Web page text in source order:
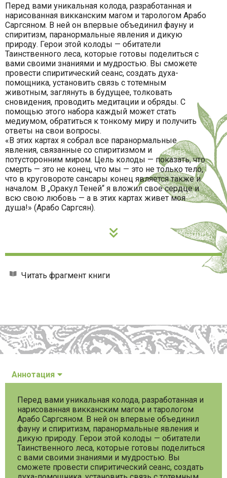
Перед вами уникальная колода, разработанная и
нарисованная викканским магом и тарологом Арабо
Саргсяном. В ней он впервые объединил фауну и
спиритизм, паранормальные явления и дикую
природу. Герои этой колоды — обитатели
Таинственного леса, которые готовы поделиться с
вами своими знаниями и мудростью. Вы сможете
провести спиритический сеанс, создать духа-
помощника, установить связь с тотемным
животным, заглянуть в будущее, толковать
сновидения, проводить медитации и обряды. С
помощью этого набора каждый может стать
медиумом, обратиться к тонкому миру и получить
ответы на свои вопросы.
«В этих картах я собрал все паранормальные
явления, связанные со спиритизмом и
потусторонним миром. Цель колоды — показать, что
смерть — это не конец, что мы — это не только тело,
что в круговороте сансары конец является также и
началом. В „Оракул Теней“ я вложил свое сердце и
всю свою любовь — а в этих картах живет моя
душа!» (Арабо Саргсян).
Читать фрагмент книги
Аннотация
Перед вами уникальная колода, разработанная и
нарисованная викканским магом и тарологом
Арабо Саргсяном. В ней он впервые объединил
фауну и спиритизм, паранормальные явления и
дикую природу. Герои этой колоды — обитатели
Таинственного леса, которые готовы поделиться
с вами своими знаниями и мудростью. Вы
сможете провести спиритический сеанс, создать